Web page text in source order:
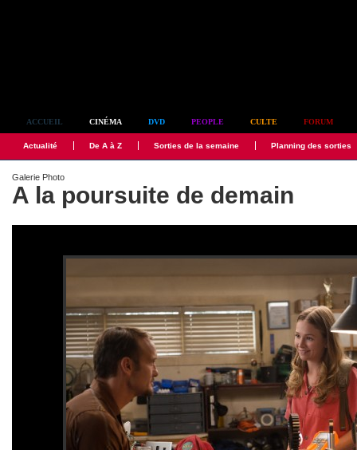
ACCUEIL CINÉMA DVD PEOPLE CULTE FORUM
Actualité De A à Z Sorties de la semaine Planning des sorties
Galerie Photo
A la poursuite de demain